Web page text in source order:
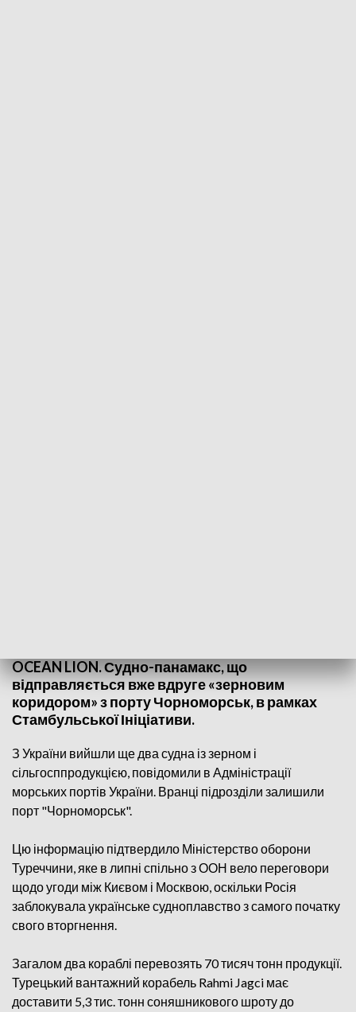
OCEAN LION. Судно-панамакс, що
відправляється вже вдруге «зерновим
коридором» з порту Чорноморськ, в рамках
Стамбульської Ініціативи.
З України вийшли ще два судна із зерном і
сільгосппродукцією, повідомили в Адміністрації
морських портів України. Вранці підрозділи залишили
порт "Чорноморськ".
Цю інформацію підтвердило Міністерство оборони
Туреччини, яке в липні спільно з ООН вело переговори
щодо угоди між Києвом і Москвою, оскільки Росія
заблокувала українське судноплавство з самого початку
свого вторгнення.
Загалом два кораблі перевозять 70 тисяч тонн продукції.
Турецький вантажний корабель Rahmi Jagci має
доставити 5,3 тис. тонн соняшникового шроту до